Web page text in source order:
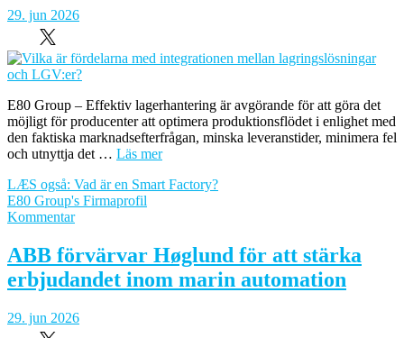
29. jun 2026
E80 Group – Effektiv lagerhantering är avgörande för att göra det
möjligt för producenter att optimera produktionsflödet i enlighet med
den faktiska marknadsefterfrågan, minska leveranstider, minimera fel
och utnyttja det … Läs mer
LÆS også: Vad är en Smart Factory?
E80 Group's Firmaprofil
Kommentarom
fördelarna
med
mellan
lagringslösningar
ABB förvärvar Høglund för att stärka
erbjudandet inom marin automation
29. jun 2026